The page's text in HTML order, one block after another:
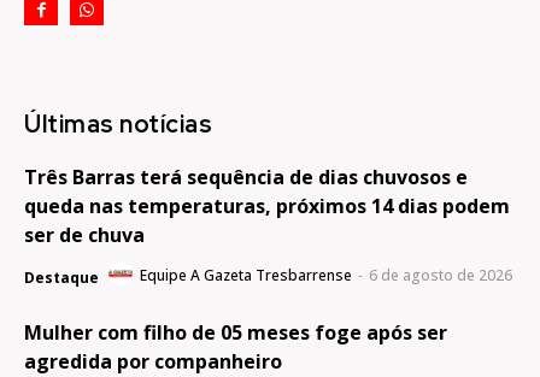
Últimas notícias
Três Barras terá sequência de dias chuvosos e
queda nas temperaturas, próximos 14 dias podem
ser de chuva
Destaque Equipe A Gazeta Tresbarrense - 6 de agosto de 2026
Mulher com filho de 05 meses foge após ser
agredida por companheiro